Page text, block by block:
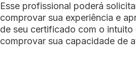
Esse profissional poderá
comprovar sua experiência e
de seu certificado com o intuito
comprovar sua capacidade de